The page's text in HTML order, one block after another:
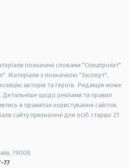
позначені словами "Спецпроєкт"
Матеріали з позначкою "Експерт",
авторів та героїв. Редакція може
Детальніше щодо реклами та правил
в правилах користування сайтом.
сайту призначені для осіб старше 21
79008
77